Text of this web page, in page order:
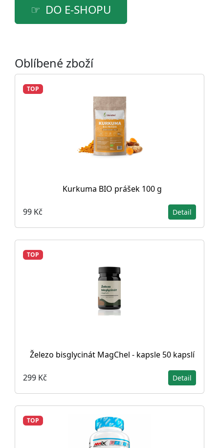
DO E-SHOPU
Oblíbené zboží
TOP
Kurkuma BIO prášek 100 g
99 Kč Detail
TOP
Železo bisglycinát MagChel - kapsle 50 kapslí
299 Kč Detail
TOP